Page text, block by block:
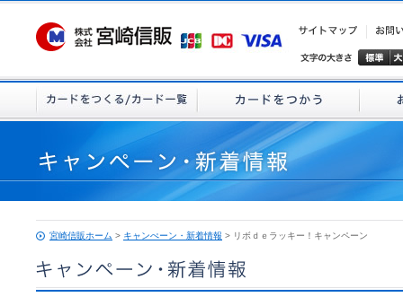
宮崎信販ホーム > キャンぺーン・新着情報 > リボｄｅラッキー！キャンペーン